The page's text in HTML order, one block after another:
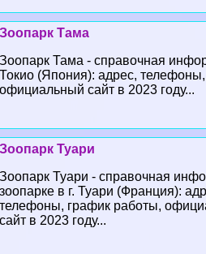
Зоопарк Тама
Зоопарк Тама - справочная
Токио (Япония): адрес,
официальный сайт в 2023 году...
Зоопарк Туари
Зоопарк Туари - справочная
зоопарке в г. Туари (Франция):
телефоны, график работы,
сайт в 2023 году...